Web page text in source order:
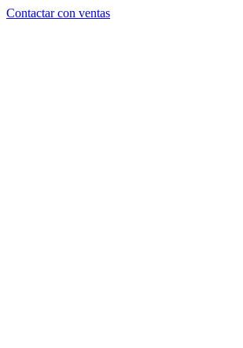
Contactar con ventas